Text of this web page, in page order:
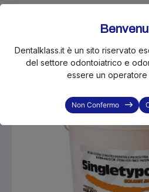
Dentalklass.it è un sito riservato
del settore odontoiatrico e
essere un
Non Confermo